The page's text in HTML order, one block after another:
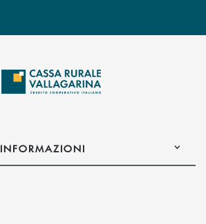
INFORMAZIONI